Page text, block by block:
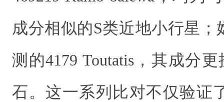
成分相似的S类近地小行星
测的4179 Toutatis，其成分
石。这一系列比对不仅验证